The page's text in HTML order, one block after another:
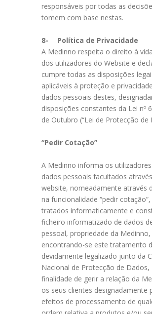
responsáveis por todas as
tomem com base nestas.
8-
Política de Privacidade
A Medinno respeita o direito à
dos utilizadores do Website e
cumpre todas as disposições
aplicáveis à proteção e
dados pessoais destes,
disposições constantes da Lei nº
de Outubro (“Lei de Protecção de
“Pedir Cotação”
A Medinno informa os
dados pessoais facultados
website, nomeadamente através
na funcionalidade “pedir
tratados informaticamente e
ficheiro informatizado de dados
pessoal, propriedade da Medinno,
encontrando-se este tratamento
devidamente legalizado junto da
Nacional de Protecção de Dados,
finalidade de gerir a relação da
os seus clientes designadamente
efeitos de processamento de